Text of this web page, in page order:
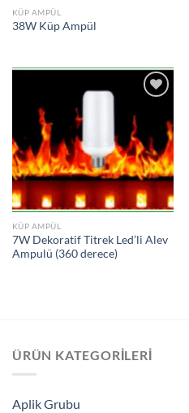
KÜP AMPÜL
38W Küp Ampül
Listeme
KÜP AMPÜL
7W Dekoratif Titrek Led’li Alev
Ampulü (360 derece)
ÜRÜN KATEGORILERI
Aplik Grubu